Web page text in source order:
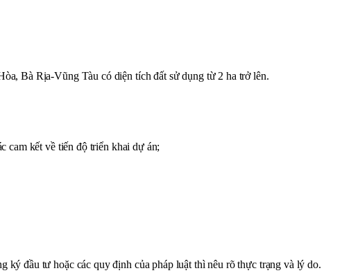
Bà Rịa-Vũng Tàu có diện tích đất sử dụng từ 2 ha trở lên.
cam kết về tiến độ triển khai dự án;
ký đầu tư hoặc các quy định của pháp luật thì nêu rõ thực trạng và lý do.